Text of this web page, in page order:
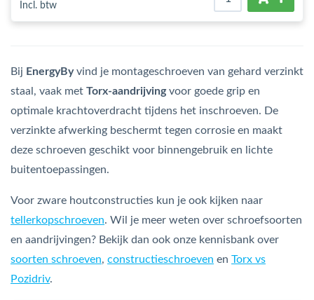
Incl. btw
Bij EnergyByvind je montageschroeven van gehard verzinkt
staal, vaak met Torx-aandrijvingvoor goede grip en
optimale krachtoverdracht tijdens het inschroeven. De
verzinkte afwerking beschermt tegen corrosie en maakt
deze schroeven geschikt voor binnengebruik en lichte
buitentoepassingen.
Voor zware houtconstructies kun je ook kijken naar
tellerkopschroeven. Wil je meer weten over schroefsoorten
en aandrijvingen? Bekijk dan ook onze kennisbank over
soorten schroeven, constructieschroeven en Torx vs
Pozidriv.